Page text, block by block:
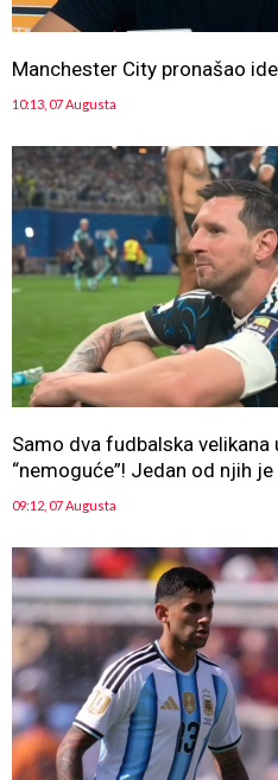
Manchester City pronašao
10:13, 07 Augusta
Samo dva fudbalska
“nemoguće”! Jedan od njih
09:12, 07 Augusta